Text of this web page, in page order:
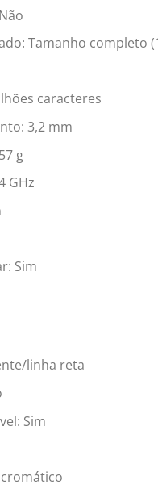
Tamanho completo
caracteres
3,2 mm
g
GHz
Sim
linha reta
Sim